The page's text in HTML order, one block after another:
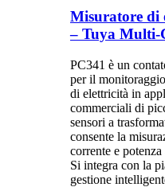
Misuratore di
– Tuya Multi-
PC341 è un
per il
di elettricità in
commerciali di
sensori a
consente la
corrente e
Si integra con la
gestione